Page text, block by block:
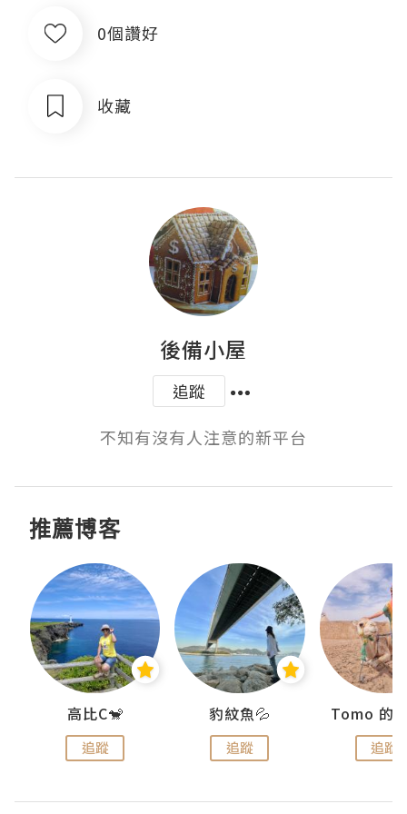
0個讚好
收藏
後備小屋
追蹤
不知有沒有人注意的新平台
推薦博客
高比C🐒
追蹤
豹紋魚💦
追蹤 追蹤